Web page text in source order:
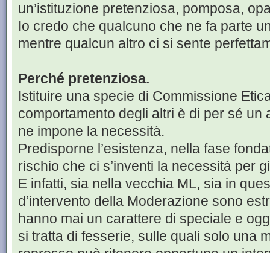
un’istituzione pretenziosa, pomposa,
Io credo che qualcuno che ne fa parte
mentre qualcun altro ci si sente
Perché pretenziosa.
Istituire una specie di Commissione
comportamento degli altri è di per sé un
ne impone la necessità.
Predisporne l’esistenza, nella fase
rischio che ci s’inventi la necessità per
E infatti, sia nella vecchia ML, sia in
d’intervento della Moderazione sono
hanno mai un carattere di speciale e
si tratta di fesserie, sulle quali solo una